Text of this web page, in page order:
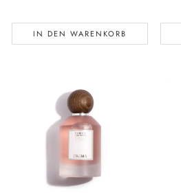
IN DEN WARENKORB